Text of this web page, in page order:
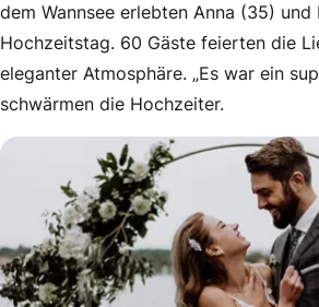
Mit einer freien Trauung am und
dem Wannsee erlebten Anna (35)
Hochzeitstag. 60 Gäste feierten die
eleganter Atmosphäre. „Es war ein
schwärmen die Hochzeiter.